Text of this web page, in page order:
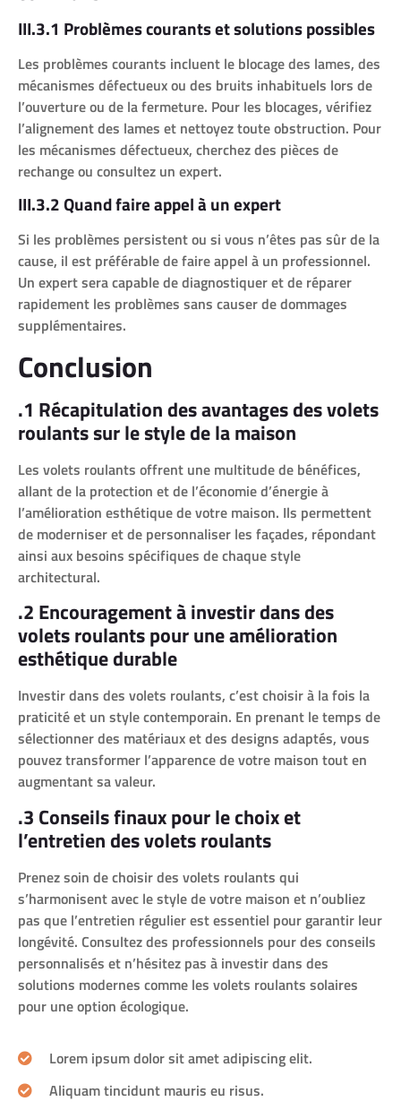
III.3.1 Problèmes courants et solutions possibles
Les problèmes courants incluent le blocage des lames, des
mécanismes défectueux ou des bruits inhabituels lors de
l’ouverture ou de la fermeture. Pour les blocages, vérifiez
l’alignement des lames et nettoyez toute obstruction. Pour
les mécanismes défectueux, cherchez des pièces de
rechange ou consultez un expert.
III.3.2 Quand faire appel à un expert
Si les problèmes persistent ou si vous n’êtes pas sûr de la
cause, il est préférable de faire appel à un professionnel.
Un expert sera capable de diagnostiquer et de réparer
rapidement les problèmes sans causer de dommages
supplémentaires.
Conclusion
.1 Récapitulation des avantages des volets
roulants sur le style de la maison
Les volets roulants offrent une multitude de bénéfices,
allant de la protection et de l’économie d’énergie à
l’amélioration esthétique de votre maison. Ils permettent
de moderniser et de personnaliser les façades, répondant
ainsi aux besoins spécifiques de chaque style
architectural.
.2 Encouragement à investir dans des
volets roulants pour une amélioration
esthétique durable
Investir dans des volets roulants, c’est choisir à la fois la
praticité et un style contemporain. En prenant le temps de
sélectionner des matériaux et des designs adaptés, vous
pouvez transformer l’apparence de votre maison tout en
augmentant sa valeur.
.3 Conseils finaux pour le choix et
l’entretien des volets roulants
Prenez soin de choisir des volets roulants qui
s’harmonisent avec le style de votre maison et n’oubliez
pas que l’entretien régulier est essentiel pour garantir leur
longévité. Consultez des professionnels pour des conseils
personnalisés et n’hésitez pas à investir dans des
solutions modernes comme les volets roulants solaires
pour une option écologique.
Lorem ipsum dolor sit amet adipiscing elit.
Aliquam tincidunt mauris eu risus.